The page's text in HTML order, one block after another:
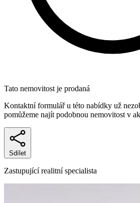
Tato nemovitost je prodaná
Kontaktní formulář u této nabídky už
pomůžeme najít podobnou nemovitost v
Sdílet
Zastupující realitní specialista